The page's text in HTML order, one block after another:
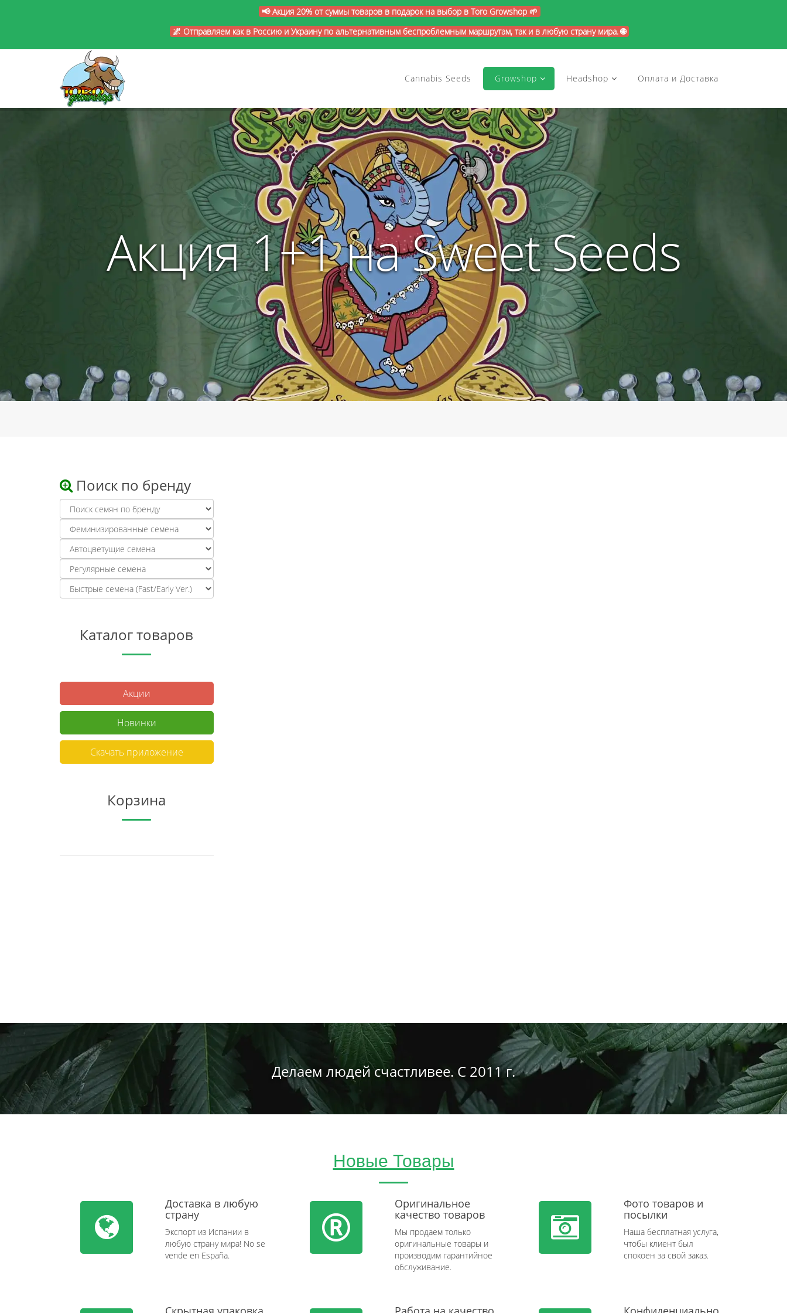
📢 Акция 20% от суммы товаров в подарок на выбор в Toro Growshop 🌱
🌌 Отправляем как в Россию и Украину по альтернативным беспроблемным маршрутам, так и в любую страну мира. 🌐
Cannabis Seeds Growshop Headshop Оплата и Доставка
Акция 1+1 на Sweet Seeds
Поиск по бренду
Каталог товаров
Акции
Новинки
Скачать приложение
Корзина
Делаем людей счастливее. С 2011 г.
Новые Товары
Доставка в любую
страну
Экспорт из Испании в
любую страну мира! No se
vende en España.
Оригинальное
качество товаров
Мы продаем только
оригинальные товары и
производим гарантийное
обслуживание.
Фото товаров и
посылки
Наша бесплатная услуга,
чтобы клиент был
спокоен за свой заказ.